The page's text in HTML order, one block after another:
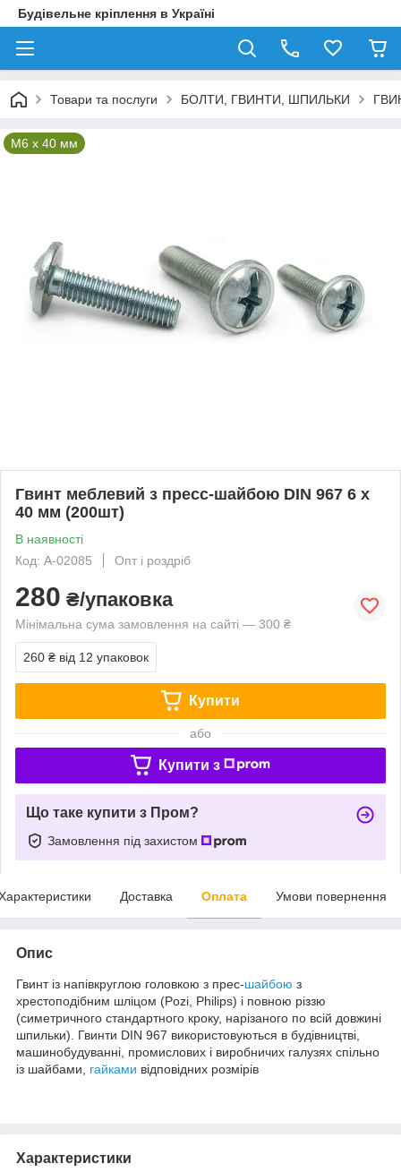
Будівельне кріплення в Україні
Товари та послуги БОЛТИ, ГВИНТИ, ШПИЛЬКИ
М6 x 40 мм
Гвинт меблевий з пресс-шайбою DIN 967 6 х
40 мм (200шт)
В наявності
Код: A-02085
Опт і роздріб
280 ₴/упаковка
Мінімальна сума замовлення на сайті — 300 ₴
260 ₴ від 12 упаковок
Купити
або
Купити з
Що таке купити з Пром?
Замовлення під захистом
Доставка Оплата Умови повернення
Опис
Гвинт із напівкруглою головкою з прес-шайбою з
хрестоподібним шліцом (Pozi, Philips) і повною різзю
(симетричного стандартного кроку, нарізаного по всій довжині
шпильки). Гвинти DIN 967 використовуються в будівництві,
машинобудуванні, промислових і виробничих галузях спільно
із шайбами, гайками відповідних розмірів
Характеристики